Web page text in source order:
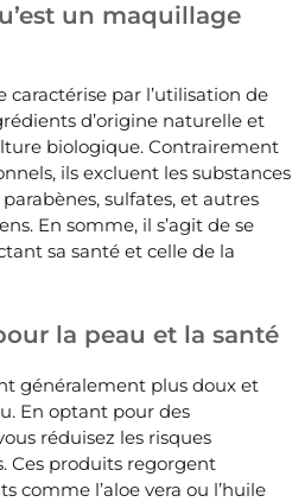
un maquillage
par l’utilisation de
d’origine naturelle et
biologique. Contrairement
ils excluent les substances
sulfates, et autres
En somme, il s’agit de se
sa santé et celle de la
la peau et la santé
généralement plus doux et
En optant pour des
réduisez les risques
Ces produits regorgent
comme l’aloe vera ou l’huile